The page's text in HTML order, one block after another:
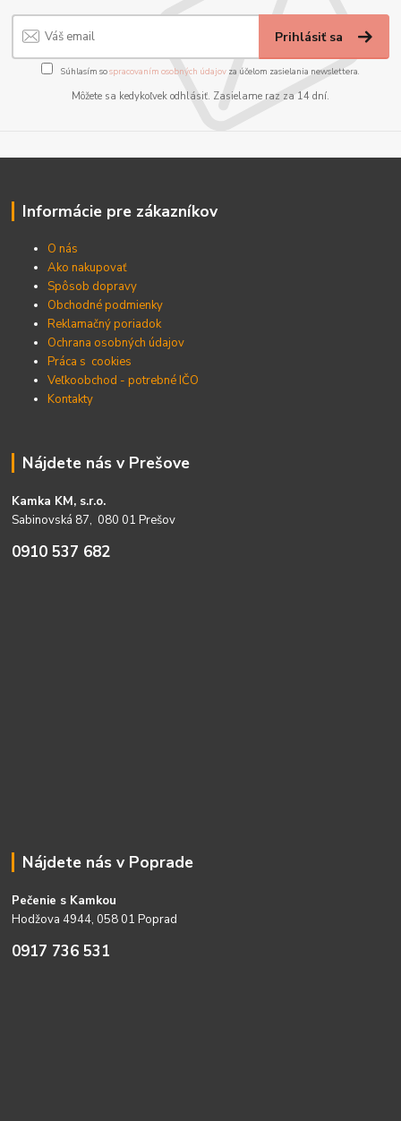
Prihlásiť sa
Súhlasím sospracovaním osobných údajov za účelom zasielania newslettera.
Môžete sa kedykoľvek odhlásiť. Zasielame raz za 14 dní.
Informácie pre zákazníkov
O nás
Ako nakupovať
Spôsob dopravy
Obchodné podmienky
Reklamačný poriadok
Ochrana osobných údajov
Práca s cookies
Veľkoobchod - potrebné IČO
Kontakty
Nájdete nás v Prešove
Kamka KM, s.r.o.
Sabinovská 87, 080 01 Prešov
0910 537 682
Nájdete nás v Poprade
Pečenie s Kamkou
Hodžova 4944, 058 01 Poprad
0917 736 531